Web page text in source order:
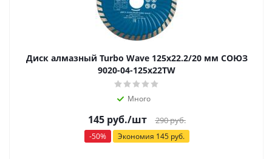
Диск алмазный Turbo Wave 125х22.2/20 мм СОЮЗ
9020-04-125x22TW
Много
145руб./шт 290руб.
-50% Экономия 145руб.